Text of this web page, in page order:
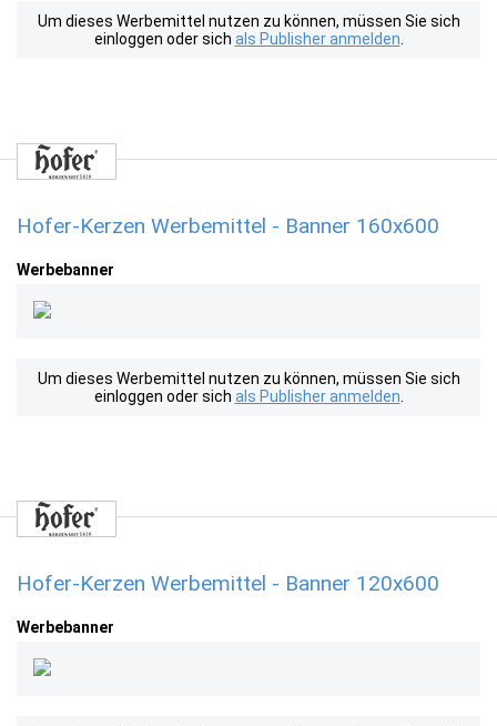
Um dieses Werbemittel nutzen zu können, müssen Sie sich
einloggen oder sich als Publisher anmelden
Hofer-Kerzen Werbemittel - Banner 160x600
Werbebanner
Um dieses Werbemittel nutzen zu können, müssen Sie sich
einloggen oder sich als Publisher anmelden
Hofer-Kerzen Werbemittel - Banner 120x600
Werbebanner